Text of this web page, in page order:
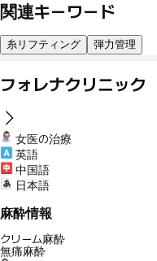
関連キーワード
糸リフティング 弾力管理
フォレナクリニック
女医の治療
英語
中国語
日本語
麻酔情報
クリーム麻酔
無痛麻酔